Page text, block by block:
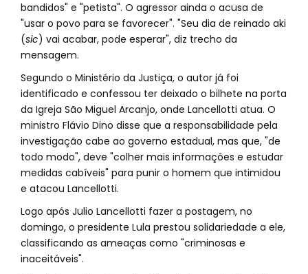
bandidos" e "petista". O agressor ainda o acusa de
"usar o povo para se favorecer". "Seu dia de reinado aki
(sic) vai acabar, pode esperar", diz trecho da
mensagem.
Segundo o Ministério da Justiça, o autor já foi
identificado e confessou ter deixado o bilhete na porta
da Igreja São Miguel Arcanjo, onde Lancellotti atua. O
ministro Flávio Dino disse que a responsabilidade pela
investigação cabe ao governo estadual, mas que, "de
todo modo", deve "colher mais informações e estudar
medidas cabíveis" para punir o homem que intimidou
e atacou Lancellotti.
Logo após Julio Lancellotti fazer a postagem, no
domingo, o presidente Lula prestou solidariedade a ele,
classificando as ameaças como "criminosas e
inaceitáveis".